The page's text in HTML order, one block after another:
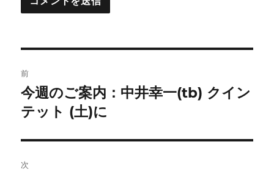
稿
ナ
ビ
ゲ
前
前
の
稿:
今週のご案内：中井幸一(tb) クイン
テット (土)に
次